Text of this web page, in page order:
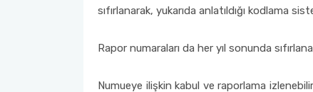
sıfırlanarak, yukarıda anlatıldığı kodlama
Rapor numaraları da her yıl sonunda
Numueye ilişkin kabul ve raporlama